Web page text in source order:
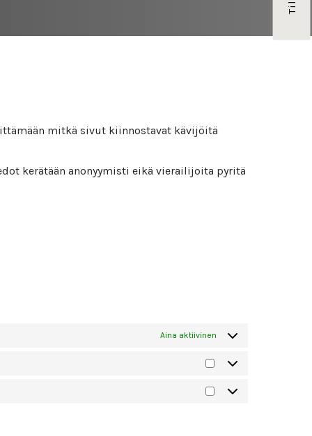
mitkä sivut kiinnostavat kävijöitä
kerätään anonyymisti eikä vierailijoita pyritä
Aina aktiivinen
Tilastot
Markkinointi